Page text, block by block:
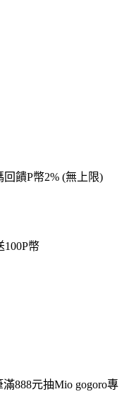
回饋P幣2% (無上限)
100P幣
888元抽Mio gogoro專